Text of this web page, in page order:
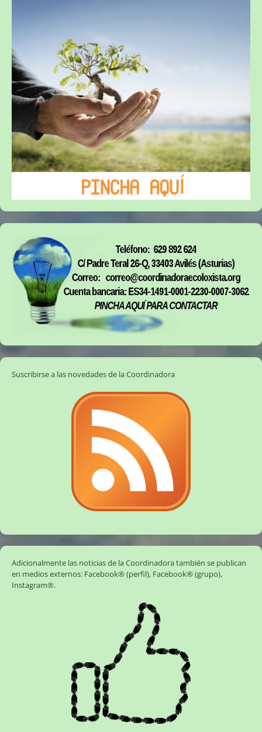
Suscribirse a las novedades de la Coordinadora
Adicionalmente las noticias de la Coordinadora también se publican
en medios externos: Facebook® (perfil), Facebook® (grupo),
Instagram®.